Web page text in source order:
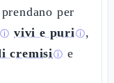
per
ⓘ vivi e puriⓘ,
cremisiⓘ e